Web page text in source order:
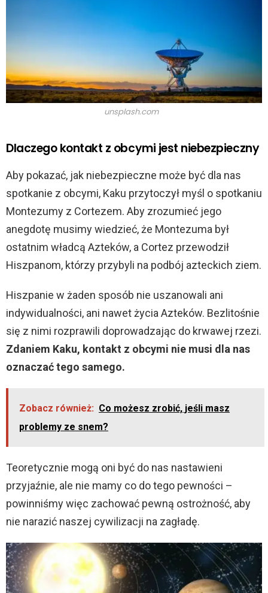
unsplash.com
Dlaczego kontakt z obcymi jest niebezpieczny
Aby pokazać, jak niebezpieczne może być dla nas
spotkanie z obcymi, Kaku przytoczył myśl o spotkaniu
Montezumy z Cortezem. Aby zrozumieć jego
anegdotę musimy wiedzieć, że Montezuma był
ostatnim władcą Azteków, a Cortez przewodził
Hiszpanom, którzy przybyli na podbój azteckich ziem.
Hiszpanie w żaden sposób nie uszanowali ani
indywidualności, ani nawet życia Azteków. Bezlitośnie
się z nimi rozprawili doprowadzając do krwawej rzezi.
Zdaniem Kaku, kontakt z obcymi nie musi dla nas
oznaczać tego samego.
Zobacz również: Co możesz zrobić, jeśli masz
problemy ze snem?
Teoretycznie mogą oni być do nas nastawieni
przyjaźnie, ale nie mamy co do tego pewności –
powinniśmy więc zachować pewną ostrożność, aby
nie narazić naszej cywilizacji na zagładę.